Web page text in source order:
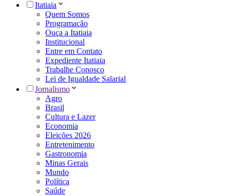
Itatiaia
Quem Somos
Programação
Ouça a Itatiaia
Institucional
Entre em Contato
Expediente Itatiaia
Trabalhe Conosco
Lei de Igualdade Salarial
Jornalismo
Agro
Brasil
Cultura e Lazer
Economia
Eleições 2026
Entretenimento
Gastronomia
Minas Gerais
Mundo
Política
Saúde